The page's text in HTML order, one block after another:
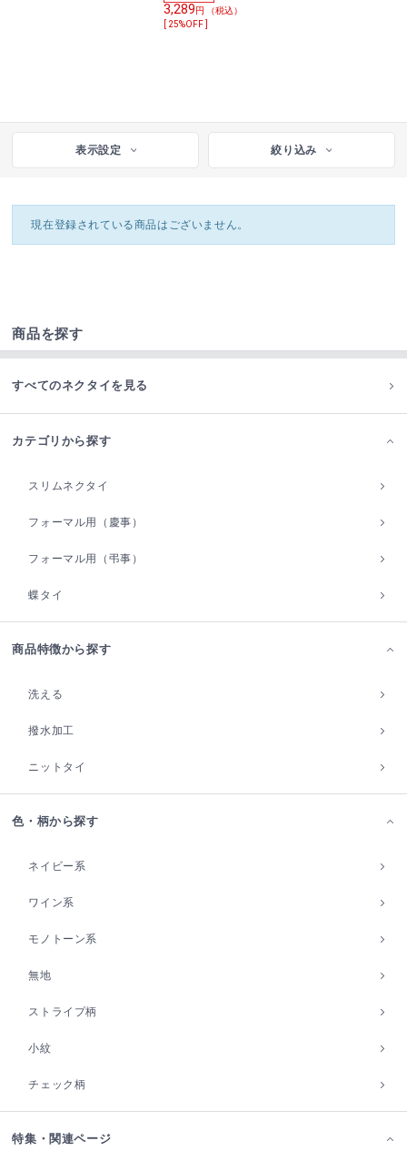
3,289円 （税込）
[ 25%OFF ]
表示設定 絞り込み
現在登録されている商品はございません。
商品を探す
すべてのネクタイを見る
カテゴリから探す
スリムネクタイ
フォーマル用（慶事）
フォーマル用（弔事）
蝶タイ
商品特徴から探す
洗える
撥水加工
ニットタイ
色・柄から探す
ネイビー系
ワイン系
モノトーン系
無地
ストライプ柄
小紋
チェック柄
特集・関連ページ